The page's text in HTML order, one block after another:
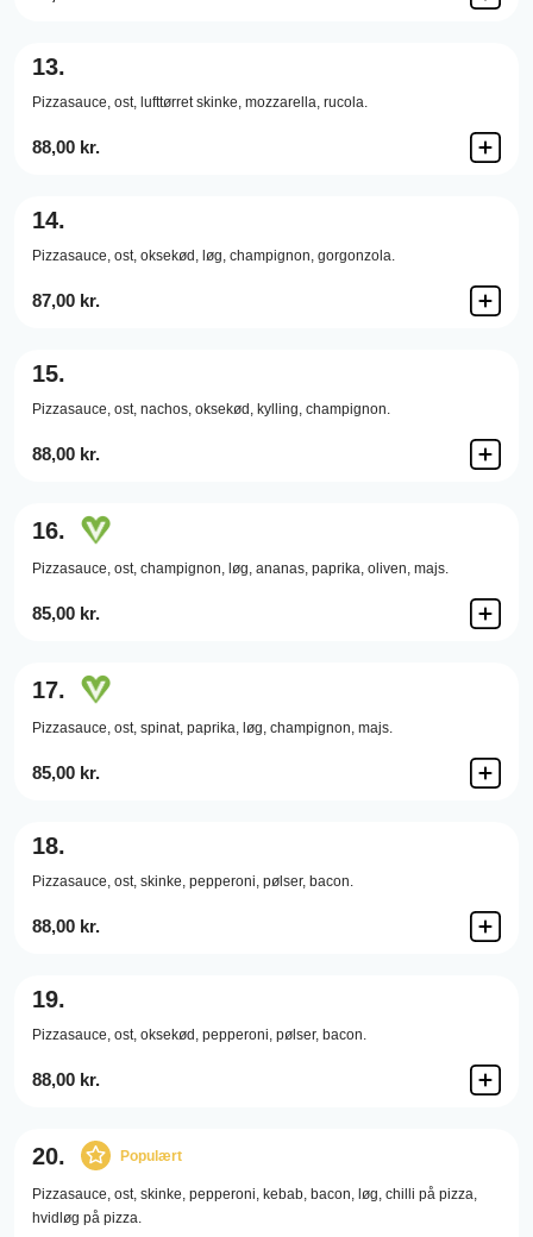
13.
Pizzasauce, ost, lufttørret skinke, mozzarella, rucola.
88,00 kr.
14.
Pizzasauce, ost, oksekød, løg, champignon, gorgonzola.
87,00 kr.
15.
Pizzasauce, ost, nachos, oksekød, kylling, champignon.
88,00 kr.
16.
Pizzasauce, ost, champignon, løg, ananas, paprika, oliven, majs.
85,00 kr.
17.
Pizzasauce, ost, spinat, paprika, løg, champignon, majs.
85,00 kr.
18.
Pizzasauce, ost, skinke, pepperoni, pølser, bacon.
88,00 kr.
19.
Pizzasauce, ost, oksekød, pepperoni, pølser, bacon.
88,00 kr.
20. Populært
Pizzasauce, ost, skinke, pepperoni, kebab, bacon, løg, chilli på pizza,
hvidløg på pizza.